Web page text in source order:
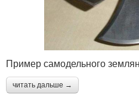
Пример самодельного
читать дальше →